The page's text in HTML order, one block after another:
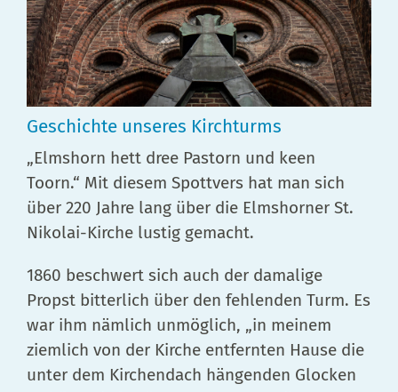
Geschichte unseres Kirchturms
„Elmshorn hett dree Pastorn und keen
Toorn.“ Mit diesem Spottvers hat man sich
über 220 Jahre lang über die Elmshorner St.
Nikolai-Kirche lustig gemacht.
1860 beschwert sich auch der damalige
Propst bitterlich über den fehlenden Turm. Es
war ihm nämlich unmöglich, „in meinem
ziemlich von der Kirche entfernten Hause die
unter dem Kirchendach hängenden Glocken